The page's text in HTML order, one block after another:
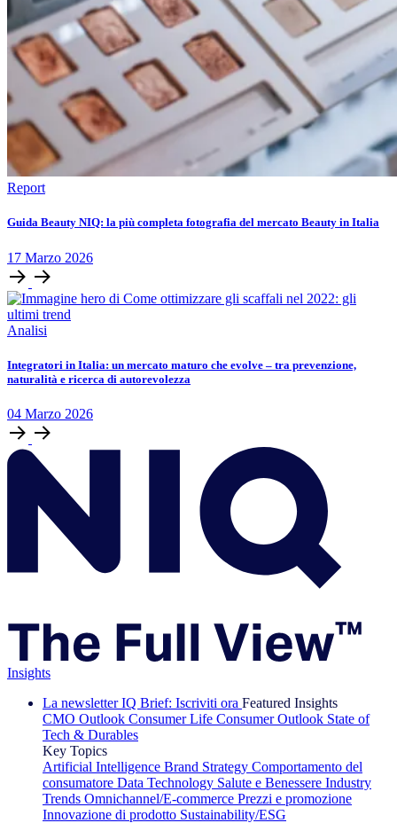
Report
Guida Beauty NIQ: la più completa fotografia del mercato Beauty in Italia
17 Marzo 2026
Analisi
Integratori in Italia: un mercato maturo che evolve – tra prevenzione,
naturalità e ricerca di autorevolezza
04 Marzo 2026
Insights
La newsletter IQ Brief: Iscriviti ora Featured Insights
CMO Outlook Consumer Life Consumer Outlook State of
Tech & Durables
Key Topics
Artificial Intelligence Brand Strategy Comportamento del
consumatore Data Technology Salute e Benessere Industry
Trends Omnichannel/E-commerce Prezzi e promozione
Innovazione di prodotto Sustainability/ESG